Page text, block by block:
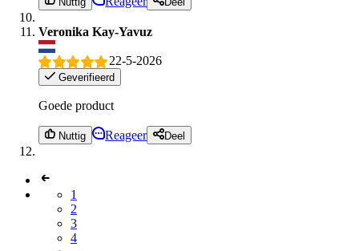
Veronika Kay-Yavuz
22-5-2026
Geverifieerd
Goede product
Nuttig Reageer Deel
1
2
3
4